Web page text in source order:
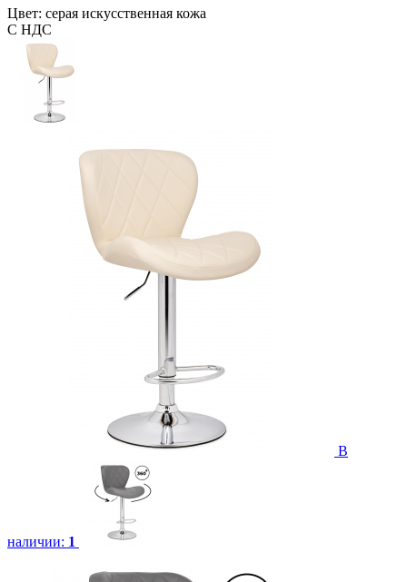
Цвет: серая искусственная кожа
С НДС
В
наличии: 1